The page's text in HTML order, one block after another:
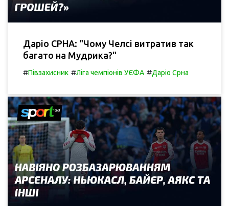
Даріо СРНА: "Чому Челсі витратив так
багато на Мудрика?"
#Півзахисник #Ліга чемпіонів УЄФА #Даріо Срна